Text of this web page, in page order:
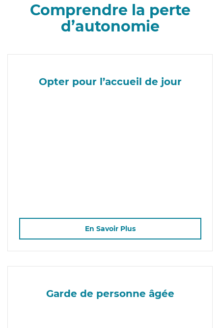
Comprendre la perte
d’autonomie
Opter pour l’accueil de jour
En Savoir Plus
Garde de personne âgée